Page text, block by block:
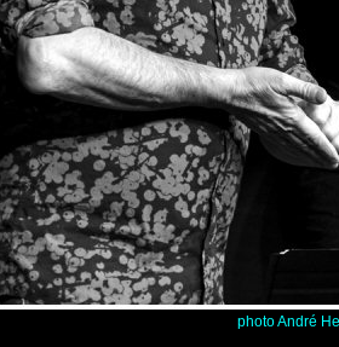
photo André